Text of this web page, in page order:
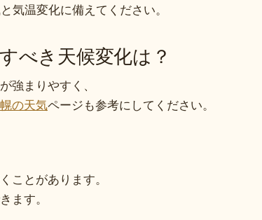
気温変化に備えてください。
べき天候変化は？
強まりやすく、
の天気ページも参考にしてください。
ことがあります。
ます。